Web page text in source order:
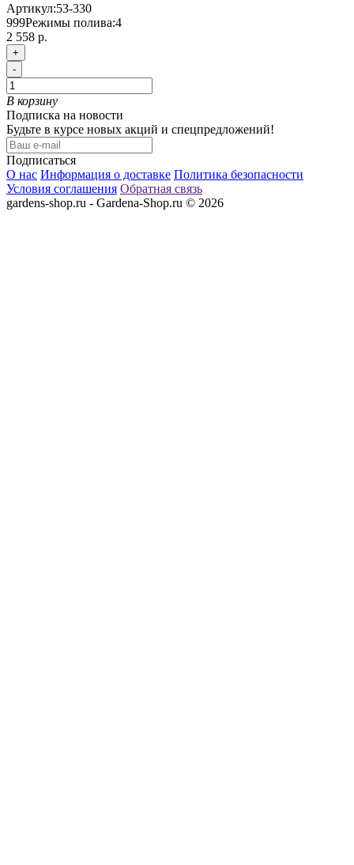
Артикул:53-330
999Режимы полива:4
2 558 р.
+
-
В корзину
Подписка на новости
Будьте в курсе новых акций и спецпредложений!
Подписаться
О нас Информация о доставке Политика безопасности
Условия соглашения Обратная связь
gardens-shop.ru - Gardena-Shop.ru © 2026